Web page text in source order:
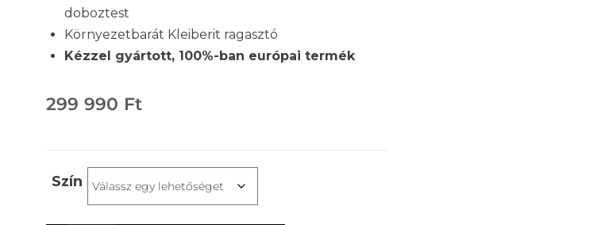
doboztest
Környezetbarát Kleiberit ragasztó
Kézzel gyártott, 100%-ban európai termék
299 990 Ft
Szín